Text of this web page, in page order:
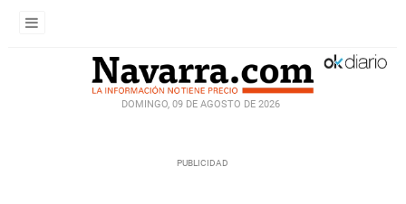
DOMINGO, 09 DE AGOSTO DE 2026